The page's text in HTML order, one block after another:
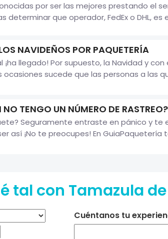
por ser las mejores prestando el
que operador, FedEx o DHL, es
NAVIDEÑOS POR PAQUETERÍA
llegado! Por supuesto, la Navidad y
sucede que las personas a las
TENGO UN NÚMERO DE RASTREO?
Seguramente entraste en pánico y
así ¡No te preocupes! En GuiaPaquetería
tal con Tamazula
Cuéntanos tu